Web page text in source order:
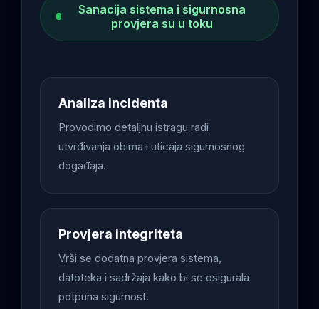
Sanacija sistema i sigurnosna
provjera su u toku
Analiza incidenta
Provodimo detaljnu istragu radi
utvrđivanja obima i uticaja sigurnosnog
događaja.
Provjera integriteta
Vrši se dodatna provjera sistema,
datoteka i sadržaja kako bi se osigurala
potpuna sigurnost.